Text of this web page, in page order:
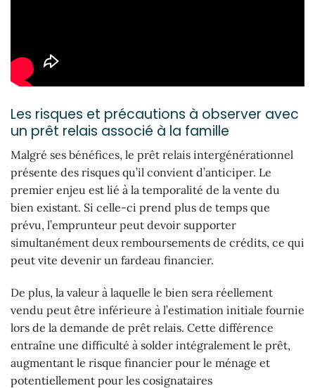
Les risques et précautions à observer avec
un prêt relais associé à la famille
Malgré ses bénéfices, le prêt relais intergénérationnel
présente des risques qu’il convient d’anticiper. Le
premier enjeu est lié à la temporalité de la vente du
bien existant. Si celle-ci prend plus de temps que
prévu, l’emprunteur peut devoir supporter
simultanément deux remboursements de crédits, ce qui
peut vite devenir un fardeau financier.
De plus, la valeur à laquelle le bien sera réellement
vendu peut être inférieure à l’estimation initiale fournie
lors de la demande de prêt relais. Cette différence
entraîne une difficulté à solder intégralement le prêt,
augmentant le risque financier pour le ménage et
potentiellement pour les cosignataires